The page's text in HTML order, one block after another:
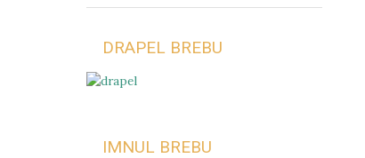
DRAPEL BREBU
IMNUL BREBU